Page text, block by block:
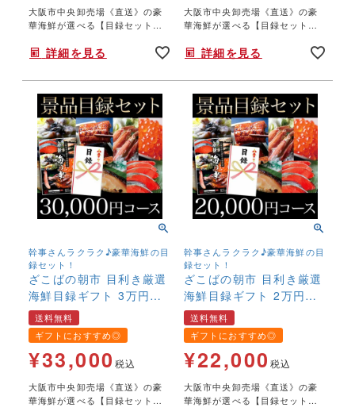
鯛 うなぎ カニ ガ
大阪市中央卸売場《直送》の豪
華海鮮が選べる【目録セット】
ます。ゴルフコンペ、結婚し二
盛り上がってください！
詳細を見る
け 金目鯛 うなぎ カ
大阪市中央卸売場《直送》の豪
華海鮮が選べる【目録セット】
ます。ゴルフコンペ、結婚し二
盛り上がってください！
詳細を見る
幹事さんラクラク♪豪華海鮮の目
録セット！
ざこばの朝市 目利き厳選
海鮮目録ギフト 3万円コ
ース 送料無料 【結婚式
二次会 2次会 ゴルフ コン
ペ イベント 景品 忘年会
歓迎会 送別会 賞】【ふ
け 金目鯛 うなぎ カ
送料無料
ギフトにおすすめ◎
¥33,000 税込
大阪市中央卸売場《直送》の豪
華海鮮が選べる【目録セット】
幹事さんラクラク♪豪華海鮮の目
録セット！
ざこばの朝市 目利き厳選
海鮮目録ギフト 2万円コ
ース 送料無料 【結婚式
二次会 2次会 ゴルフ コン
ペ イベント 景品 忘年会
歓迎会 送別会 賞】【ふ
け 金目鯛 うなぎ カ
送料無料
ギフトにおすすめ◎
¥22,000 税込
大阪市中央卸売場《直送》の豪
華海鮮が選べる【目録セット】